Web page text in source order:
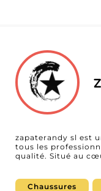
zapaterandy sl est
tous les
qualité. Situé au
permet aux
Chaussures